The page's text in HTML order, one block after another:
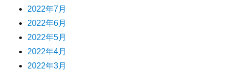
2022年7月
2022年6月
2022年5月
2022年4月
2022年3月